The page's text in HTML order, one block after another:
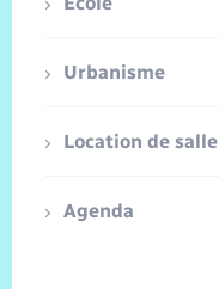
Urbanisme
Location de salle
Agenda